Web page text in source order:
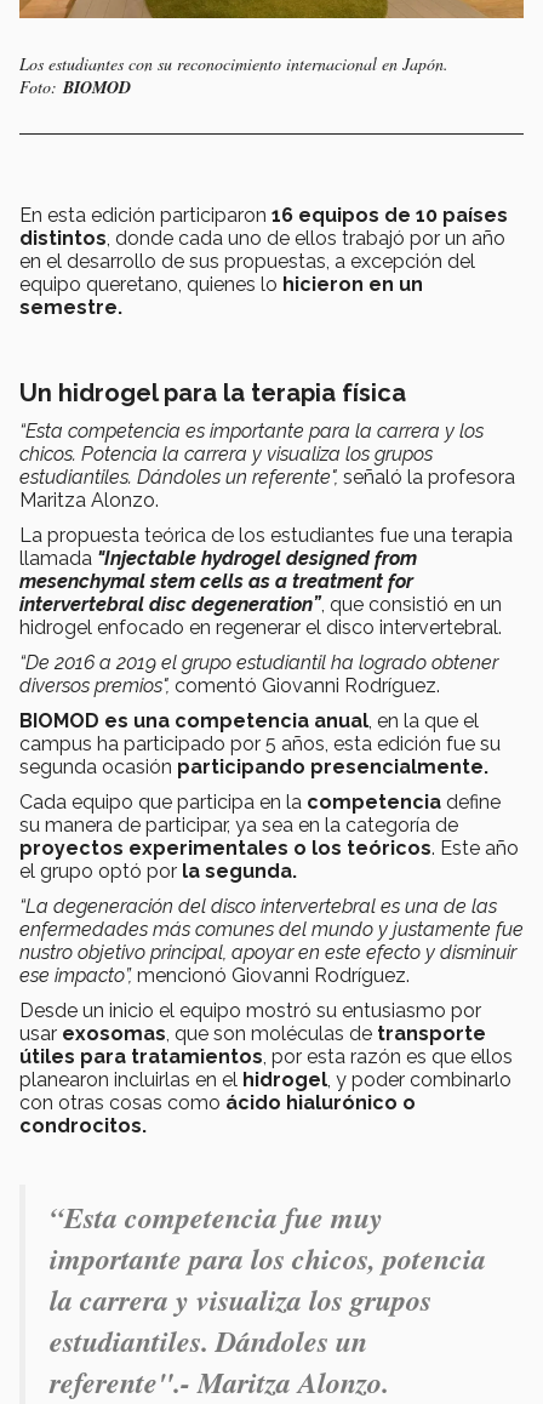
Los estudiantes con su reconocimiento internacional en Japón.
Foto: BIOMOD
En esta edición participaron 16 equipos de 10 países
distintos , donde cada uno de ellos trabajó por un año
en el desarrollo de sus propuestas, a excepción del
equipo queretano, quienes lo hicieron en un
semestre.
Un hidrogel para la terapia física
“Esta competencia es importante para la carrera y los
chicos. Potencia la carrera y visualiza los grupos
estudiantiles. Dándoles un referente", señaló la profesora
Maritza Alonzo.
La propuesta teórica de los estudiantes fue una terapia
llamada "Injectable hydrogel designed from
mesenchymal stem cells as a treatment for
intervertebral disc degeneration”, que consistió en un
hidrogel enfocado en regenerar el disco intervertebral.
“De 2016 a 2019 el grupo estudiantil ha logrado obtener
diversos premios", comentó Giovanni Rodríguez.
BIOMOD es una competencia anual , en la que el
campus ha participado por 5 años, esta edición fue su
segunda ocasión participando presencialmente.
Cada equipo que participa en la competencia define
su manera de participar, ya sea en la categoría de
proyectos experimentales o los teóricos. Este año
el grupo optó por la segunda.
“La degeneración del disco intervertebral es una de las
enfermedades más comunes del mundo y justamente fue
nustro objetivo principal, apoyar en este efecto y disminuir
ese impacto”, mencionó Giovanni Rodríguez.
Desde un inicio el equipo mostró su entusiasmo por
usar exosomas , que son moléculas de transporte
útiles para tratamientos , por esta razón es que ellos
planearon incluirlas en el hidrogel , y poder combinarlo
con otras cosas como ácido hialurónico o
condrocitos.
“Esta competencia fue muy
importante para los chicos, potencia
la carrera y visualiza los grupos
estudiantiles. Dándoles un
referente".- Maritza Alonzo.